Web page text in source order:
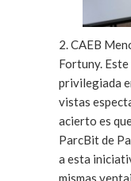
2. CAEB
Fortuny.
privilegiada
vistas
acierto es
ParcBit de
a esta
mismas